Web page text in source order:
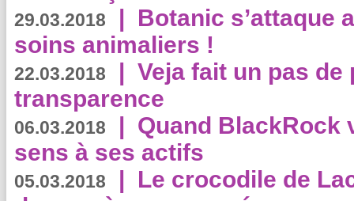
29.03.2018 | Botanic s’attaque
soins animaliers !
22.03.2018 | Veja fait un pas de
transparence
06.03.2018 | Quand BlackRock
sens à ses actifs
05.03.2018 | Le crocodile de